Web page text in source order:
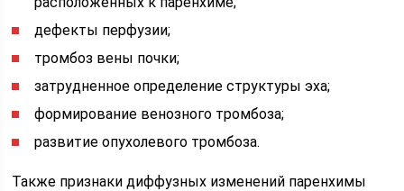
дефекты перфузии;
тромбоз вены почки;
затрудненное определение структуры эха;
формирование венозного тромбоза;
развитие опухолевого тромбоза.
Также признаки диффузных изменений паренхимы